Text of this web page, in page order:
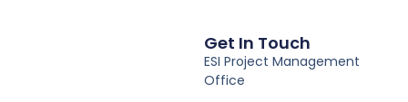
Get In Touch
ESI Project Management
Office